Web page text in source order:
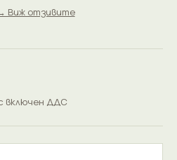
Виж отзивите
включен ДДС